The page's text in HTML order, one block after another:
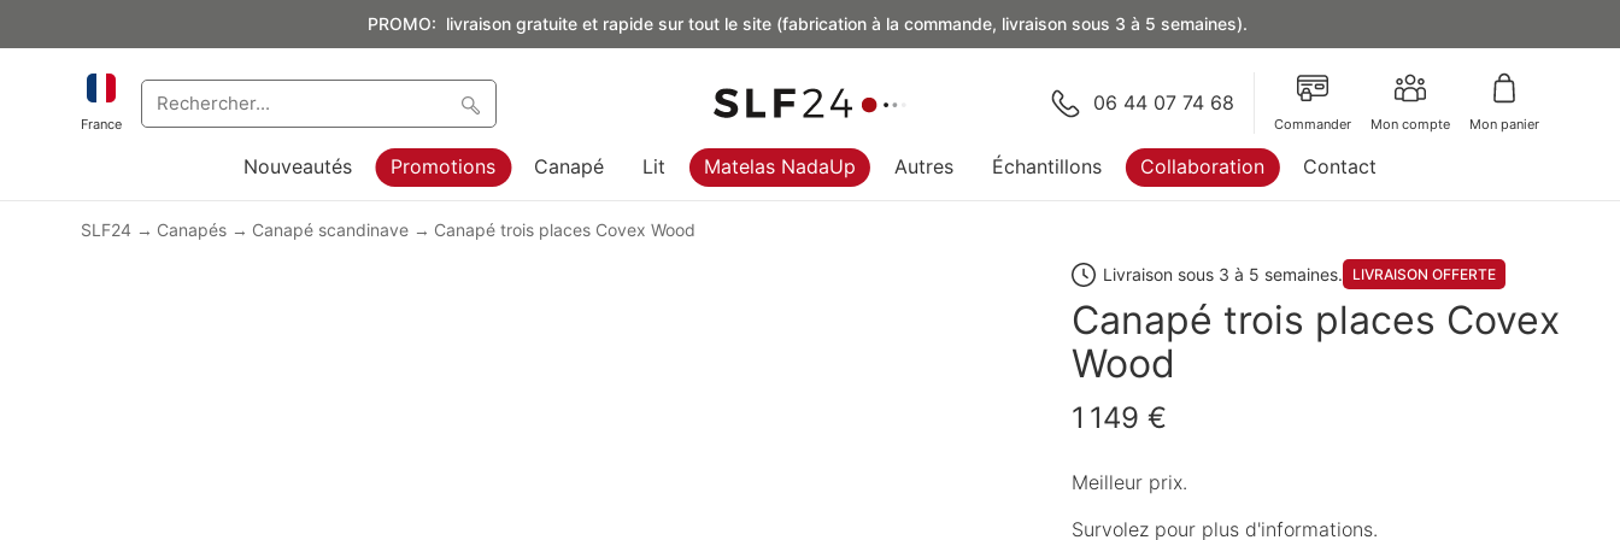
PROMO: livraison gratuite et rapide sur tout le site (fabrication à la commande, livraison sous 3 à 5 semaines).
France
06 44 07 74 68
Commander Mon compte Mon panier
Nouveautés Promotions Canapé Lit Matelas NadaUp Autres Échantillons Collaboration Contact
SLF24 Canapés Canapé scandinave Canapé trois places Covex Wood
Livraison sous 3 à 5 semaines. LIVRAISON OFFERTE
Canapé trois places Covex
Wood
1 149 €
Meilleur prix.
Survolez pour plus d'informations.